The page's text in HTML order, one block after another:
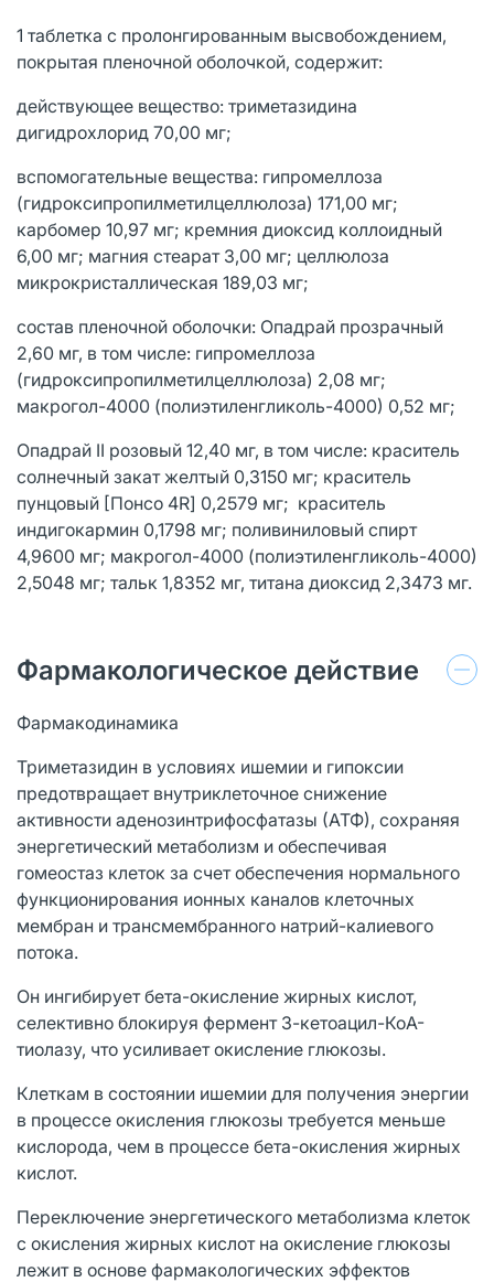
1 таблетка с пролонгированным высвобождением,
покрытая пленочной оболочкой, содержит:
действующее вещество: триметазидина
дигидрохлорид 70,00 мг;
вспомогательные вещества: гипромеллоза
(гидроксипропилметилцеллюлоза) 171,00 мг;
карбомер 10,97 мг; кремния диоксид коллоидный
6,00 мг; магния стеарат 3,00 мг; целлюлоза
микрокристаллическая 189,03 мг;
состав пленочной оболочки: Опадрай прозрачный
2,60 мг, в том числе: гипромеллоза
(гидроксипропилметилцеллюлоза) 2,08 мг;
макрогол-4000 (полиэтиленгликоль-4000) 0,52 мг;
Опадрай II розовый 12,40 мг, в том числе: краситель
солнечный закат желтый 0,3150 мг; краситель
пунцовый [Понсо 4R] 0,2579 мг; краситель
индигокармин 0,1798 мг; поливиниловый спирт
4,9600 мг; макрогол-4000 (полиэтиленгликоль-4000)
2,5048 мг; тальк 1,8352 мг, титана диоксид 2,3473 мг.
Фармакологическое действие
Фармакодинамика
Триметазидин в условиях ишемии и гипоксии
предотвращает внутриклеточное снижение
активности аденозинтрифосфатазы (АТФ), сохраняя
энергетический метаболизм и обеспечивая
гомеостаз клеток за счет обеспечения нормального
функционирования ионных каналов клеточных
мембран и трансмембранного натрий-калиевого
потока.
Он ингибирует бета-окисление жирных кислот,
селективно блокируя фермент 3-кетоацил-КоА-
тиолазу, что усиливает окисление глюкозы.
Клеткам в состоянии ишемии для получения энергии
в процессе окисления глюкозы требуется меньше
кислорода, чем в процессе бета-окисления жирных
кислот.
Переключение энергетического метаболизма клеток
с окисления жирных кислот на окисление глюкозы
лежит в основе фармакологических эффектов